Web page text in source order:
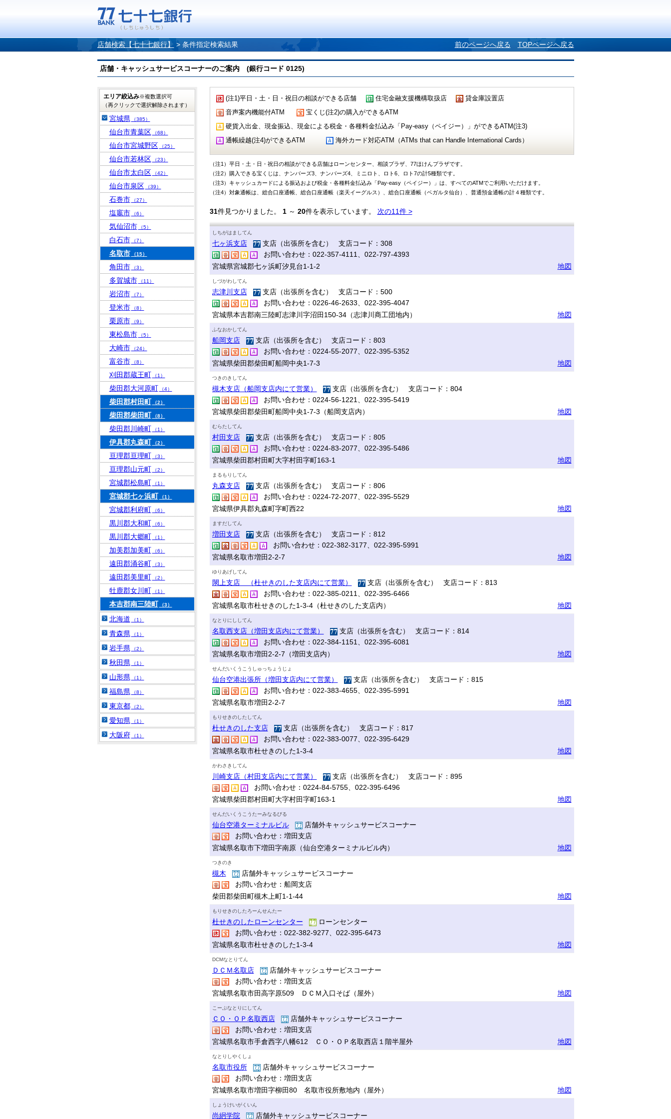
店舗検索【七十七銀行】 > 条件指定検索結果 前のページへ戻る TOPページへ戻る
店舗・キャッシュサービスコーナーのご案内 (銀行コード 0125)
(注1)平日・土・日・祝日の相談ができる店舗 住宅金融支援機構取扱店
貸金庫設置店
音声案内機能付ATM
宝くじ(注2)の購入ができるATM
硬貨入出金、現金振込、現金による税金・各種料金払込み「Pay-easy（ペイジー）」ができるATM(注3)
通帳繰越(注4)ができるATM
海外カード対応ATM（ATMs that can Handle International Cards）
（注1）平日・土・日・祝日の相談ができる店舗はローンセンター、相談プラザ、77ほけんプラザです。
（注2）購入できる宝くじは、ナンバーズ3、ナンバーズ4、ミニロト、ロト6、ロト7の計5種類です。
（注3）キャッシュカードによる振込および税金・各種料金払込み「Pay-easy（ペイジー）」は、すべてのATMでご利用いただけます。
（注4）対象通帳は、総合口座通帳、総合口座通帳（楽天イーグルス）、総合口座通帳（ベガルタ仙台）、普通預金通帳の計４種類です。
31件見つかりました。 1～ 20件を表示しています。 次の11件 >
しちがはましてん
七ヶ浜支店
支店（出張所を含む） 支店コード：308
お問い合わせ：022-357-4111、022-797-4393
宮城県宮城郡七ヶ浜町汐見台1-1-2
地図
しづがわしてん
志津川支店
支店（出張所を含む） 支店コード：500
お問い合わせ：0226-46-2633、022-395-4047
宮城県本吉郡南三陸町志津川字沼田150-34（志津川商工団地内）
地図
ふなおかしてん
船岡支店
支店（出張所を含む） 支店コード：803
お問い合わせ：0224-55-2077、022-395-5352
宮城県柴田郡柴田町船岡中央1-7-3
地図
つきのきしてん
槻木支店（船岡支店内にて営業）
支店（出張所を含む） 支店コード：804
お問い合わせ：0224-56-1221、022-395-5419
宮城県柴田郡柴田町船岡中央1-7-3（船岡支店内）
地図
むらたしてん
村田支店
支店（出張所を含む） 支店コード：805
お問い合わせ：0224-83-2077、022-395-5486
宮城県柴田郡村田町大字村田字町163-1
地図
まるもりしてん
丸森支店
支店（出張所を含む） 支店コード：806
お問い合わせ：0224-72-2077、022-395-5529
宮城県伊具郡丸森町字町西22
地図
ますだしてん
増田支店
支店（出張所を含む） 支店コード：812
お問い合わせ：022-382-3177、022-395-5991
宮城県名取市増田2-2-7
地図
ゆりあげしてん
閖上支店 （杜せきのした支店内にて営業）
支店（出張所を含む） 支店コード：813
お問い合わせ：022-385-0211、022-395-6466
宮城県名取市杜せきのした1-3-4（杜せきのした支店内）
地図
なとりにししてん
名取西支店（増田支店内にて営業）
支店（出張所を含む） 支店コード：814
お問い合わせ：022-384-1151、022-395-6081
宮城県名取市増田2-2-7（増田支店内）
地図
せんだいくうこうしゅっちょうじょ
仙台空港出張所（増田支店内にて営業）
支店（出張所を含む） 支店コード：815
お問い合わせ：022-383-4655、022-395-5991
宮城県名取市増田2-2-7
地図
もりせきのしたしてん
杜せきのした支店
支店（出張所を含む） 支店コード：817
お問い合わせ：022-383-0077、022-395-6429
宮城県名取市杜せきのした1-3-4
地図
かわさきしてん
川崎支店（村田支店内にて営業）
支店（出張所を含む） 支店コード：895
お問い合わせ：0224-84-5755、022-395-6496
宮城県柴田郡村田町大字村田字町163-1
地図
せんだいくうこうたーみなるびる
仙台空港ターミナルビル
店舗外キャッシュサービスコーナー
お問い合わせ：増田支店
宮城県名取市下増田字南原（仙台空港ターミナルビル内）
地図
つきのき
槻木
店舗外キャッシュサービスコーナー
お問い合わせ：船岡支店
柴田郡柴田町槻木上町1-1-44
地図
もりせきのしたろーんせんたー
杜せきのしたローンセンター
ローンセンター
お問い合わせ：022-382-9277、022-395-6473
宮城県名取市杜せきのした1-3-4
地図
DCMなとりてん
ＤＣＭ名取店
店舗外キャッシュサービスコーナー
お問い合わせ：増田支店
宮城県名取市田高字原509 ＤＣＭ入口そば（屋外）
地図
こーぷなとりにしてん
ＣＯ・ＯＰ名取西店
店舗外キャッシュサービスコーナー
お問い合わせ：増田支店
宮城県名取市手倉西字八幡612 ＣＯ・ＯＰ名取西店１階半屋外
地図
なとりしやくしょ
名取市役所
店舗外キャッシュサービスコーナー
お問い合わせ：増田支店
宮城県名取市増田字柳田80 名取市役所敷地内（屋外）
地図
しょうけいがくいん
尚絅学院 店舗外キャッシュサービスコーナー
エリア絞込み※複数選択可
（再クリックで選択解除されます）
宮城県 （385）
仙台市青葉区 （68）
仙台市宮城野区 （25）
仙台市若林区 （23）
仙台市太白区 （42）
仙台市泉区 （39）
石巻市 （27）
塩竈市 （6）
気仙沼市 （5）
白石市 （7）
名取市 （15）
角田市 （3）
多賀城市 （11）
岩沼市 （7）
登米市 （8）
栗原市 （9）
東松島市 （5）
大崎市 （24）
富谷市 （8）
刈田郡蔵王町 （1）
柴田郡大河原町 （4）
柴田郡村田町 （2）
柴田郡柴田町 （8）
柴田郡川崎町 （1）
伊具郡丸森町 （2）
亘理郡亘理町 （3）
亘理郡山元町 （2）
宮城郡松島町 （1）
宮城郡七ヶ浜町 （1）
宮城郡利府町 （6）
黒川郡大和町 （6）
黒川郡大郷町 （1）
加美郡加美町 （6）
遠田郡涌谷町 （3）
遠田郡美里町 （2）
牡鹿郡女川町 （1）
本吉郡南三陸町 （3）
北海道 （1）
青森県 （1）
岩手県 （2）
秋田県 （1）
山形県 （1）
福島県 （8）
東京都 （2）
愛知県 （1）
大阪府 （1）